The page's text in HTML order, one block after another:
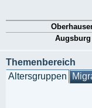
Augsburg
Themenbereich
Altersgruppen